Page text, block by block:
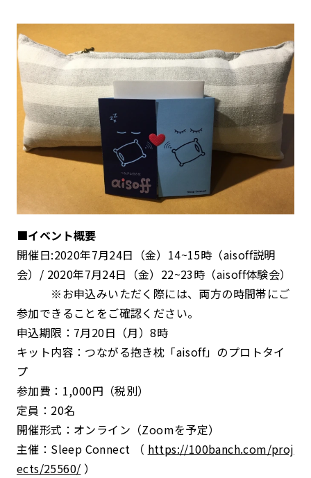
■イベント概要
開催日:2020年7月24日（金）14~15時（aisoff説明
会）/ 2020年7月24日（金）22~23時（aisoff体験会）
※お申込みいただく際には、両方の時間帯にご
参加できることをご確認ください。
申込期限：7月20日（月）8時
キット内容：つながる抱き枕「aisoff」のプロトタイ
プ
参加費：1,000円（税別）
定員：20名
開催形式：オンライン（Zoomを予定）
主催：Sleep Connect （ https://100banch.com/proj
ects/25560/ ）